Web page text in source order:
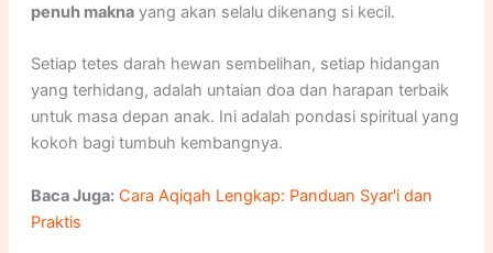
penuh maknayang akan selalu dikenang si kecil.
Setiap tetes darah hewan sembelihan, setiap hidangan
yang terhidang, adalah untaian doa dan harapan terbaik
untuk masa depan anak. Ini adalah pondasi spiritual yang
kokoh bagi tumbuh kembangnya.
Baca Juga: Cara Aqiqah Lengkap: Panduan Syar'i dan
Praktis